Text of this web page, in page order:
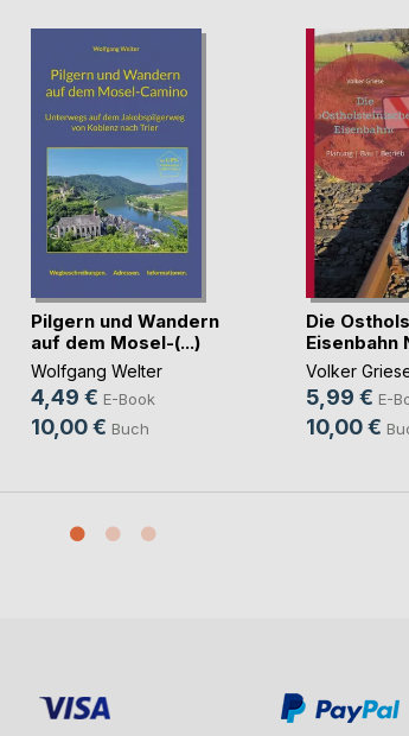
Pilgern und Wandern
auf dem Mosel-(...)
Wolfgang Welter
4,49 € E-Book
10,00 € Buch
Die
Eisenbahn
Volker
5,99 € E-
10,00 €